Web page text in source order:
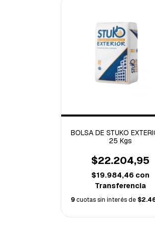
BOLSA DE STUKO
25 Kgs
$22.204,95
$19.984,46 con
Transferencia
9cuotas sin interés de